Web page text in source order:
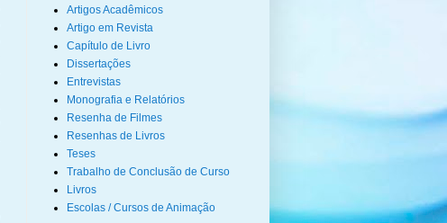
Artigos Acadêmicos
Artigo em Revista
Capítulo de Livro
Dissertações
Entrevistas
Monografia e Relatórios
Resenha de Filmes
Resenhas de Livros
Teses
Trabalho de Conclusão de Curso
Livros
Escolas / Cursos de Animação